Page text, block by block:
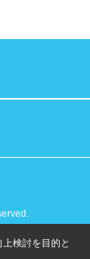
検討を目的と